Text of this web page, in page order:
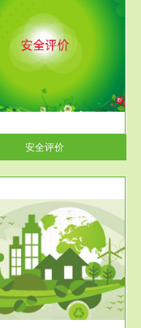
安全评价